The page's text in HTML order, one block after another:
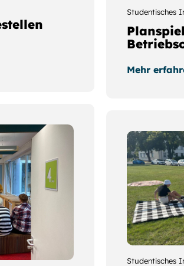
Studentisches
Planspiel
Mehr
Studentisches